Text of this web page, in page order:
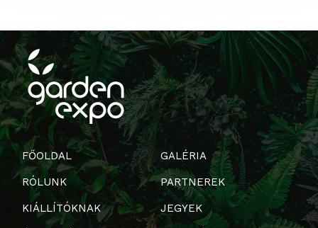
FŐOLDAL
RÓLUNK
KIÁLLÍTÓKNAK
GALÉRIA
PARTNEREK
JEGYEK